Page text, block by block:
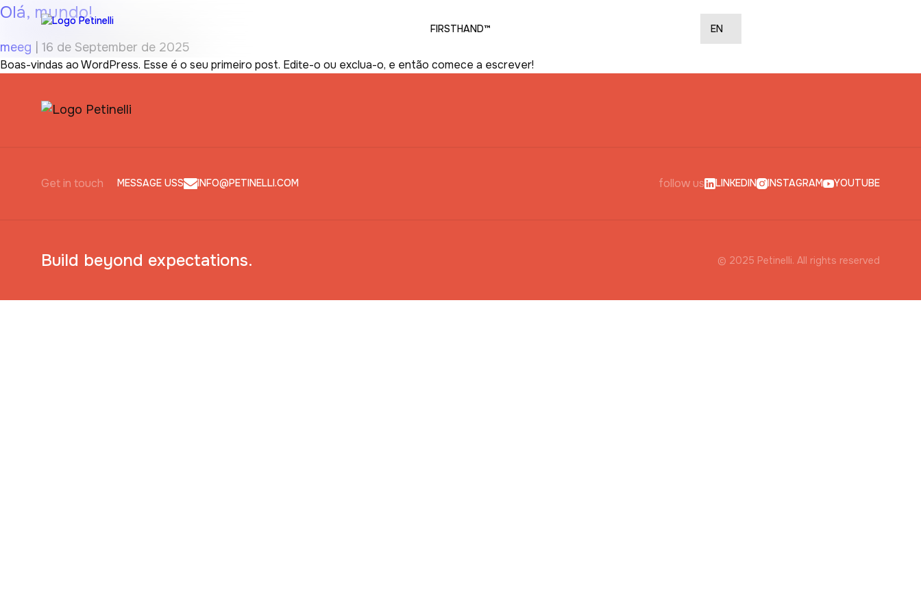
FIRSTHAND™ EN
Olá, mundo!
meeg 16 de September de 2025
Boas-vindas ao WordPress. Esse é o seu primeiro post. Edite-o ou exclua-o, e então comece a escrever!
Get in touch MESSAGE USS INFO@PETINELLI.COM follow us LINKEDIN INSTAGRAM YOUTUBE
Build beyond expectations. © 2025 Petinelli. All rights reserved